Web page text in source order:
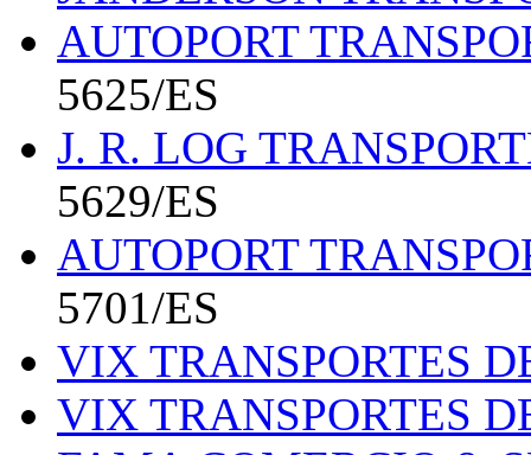
AUTOPORT
5625/ES
J. R. LOG
5629/ES
AUTOPORT
5701/ES
VIX TRANSPORTES
VIX TRANSPORTES